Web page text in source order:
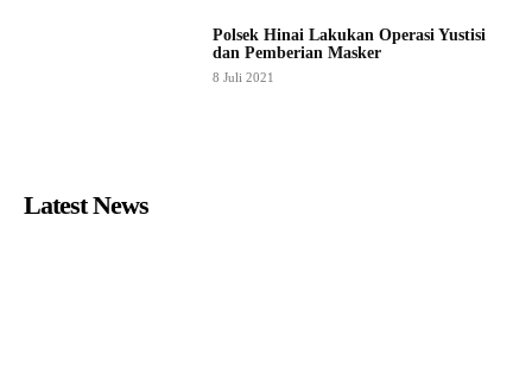
Polsek Hinai Lakukan Operasi Yustisi
dan Pemberian Masker
8 Juli 2021
Latest News